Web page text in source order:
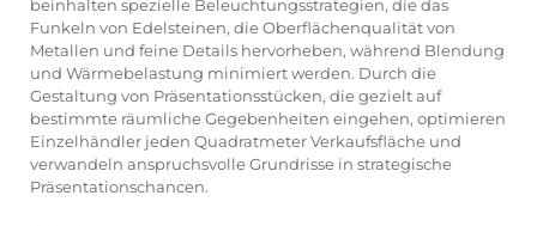
beinhalten spezielle Beleuchtungsstrategien, die das
Funkeln von Edelsteinen, die Oberflächenqualität von
Metallen und feine Details hervorheben, während Blendung
und Wärmebelastung minimiert werden. Durch die
Gestaltung von Präsentationsstücken, die gezielt auf
bestimmte räumliche Gegebenheiten eingehen, optimieren
Einzelhändler jeden Quadratmeter Verkaufsfläche und
verwandeln anspruchsvolle Grundrisse in strategische
Präsentationschancen.